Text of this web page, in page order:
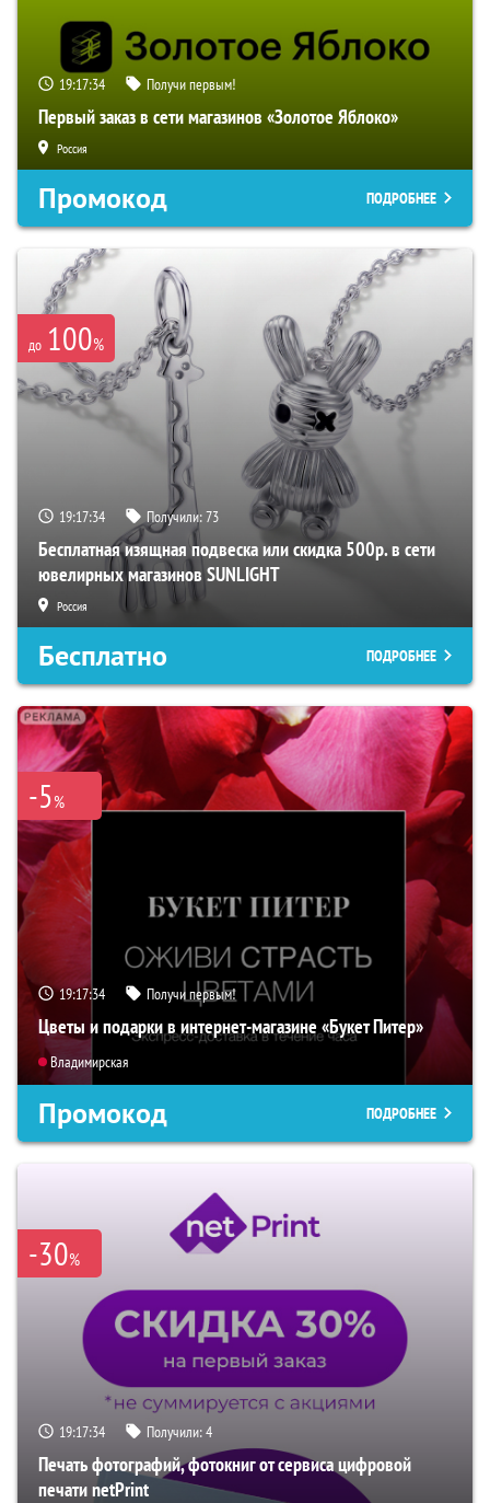
19:17:33 Получи первым!
Первый заказ в сети магазинов «Золотое Яблоко»
Россия
Промокод ПОДРОБНЕЕ
до 100%
19:17:33 Получили:73
Бесплатная изящная подвеска или скидка 500р. в сети
ювелирных магазинов SUNLIGHT
Россия
Бесплатно ПОДРОБНЕЕ
-5%
19:17:33 Получи первым!
Цветы и подарки в интернет-магазине «Букет Питер»
Владимирская
Промокод ПОДРОБНЕЕ
-30%
19:17:33 Получили:4
Печать фотографий, фотокниг от сервиса цифровой
печати netPrint